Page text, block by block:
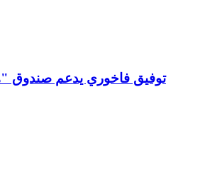
توفيق فاخوري يدعم صندوق